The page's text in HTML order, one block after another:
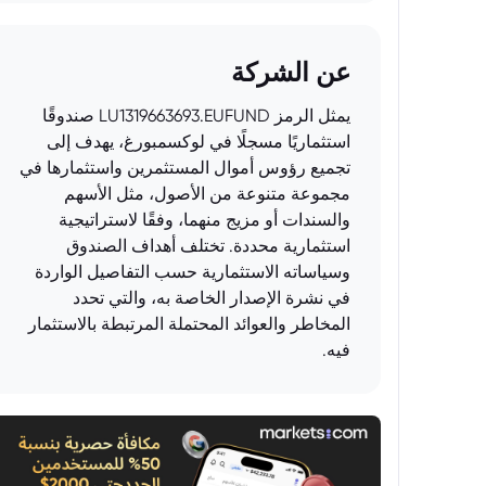
عن الشركة
يمثل الرمز LU1319663693.EUFUND صندوقًا
استثماريًا مسجلًا في لوكسمبورغ، يهدف إلى
تجميع رؤوس أموال المستثمرين واستثمارها في
مجموعة متنوعة من الأصول، مثل الأسهم
والسندات أو مزيج منهما، وفقًا لاستراتيجية
استثمارية محددة. تختلف أهداف الصندوق
وسياساته الاستثمارية حسب التفاصيل الواردة
في نشرة الإصدار الخاصة به، والتي تحدد
المخاطر والعوائد المحتملة المرتبطة بالاستثمار
فيه.